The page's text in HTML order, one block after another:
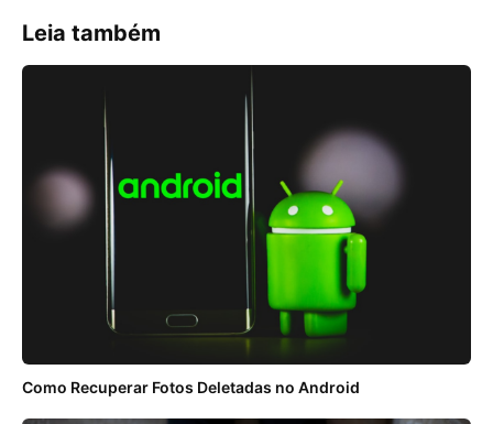
Leia também
Como Recuperar Fotos Deletadas no Android